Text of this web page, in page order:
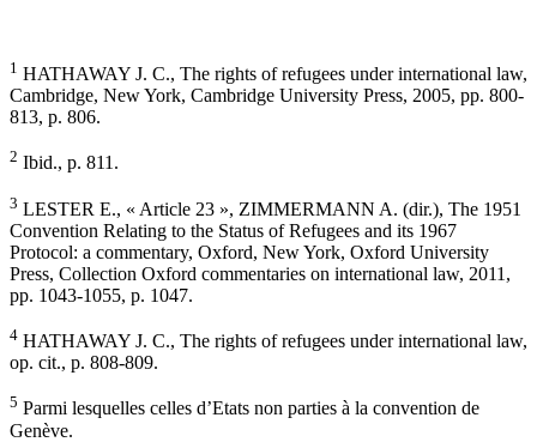
1 HATHAWAY J. C., The rights of refugees under international law,
Cambridge, New York, Cambridge University Press, 2005, pp. 800-
813, p. 806.
2 Ibid., p. 811.
3 LESTER E., « Article 23 », ZIMMERMANN A. (dir.), The 1951
Convention Relating to the Status of Refugees and its 1967
Protocol: a commentary, Oxford, New York, Oxford University
Press, Collection Oxford commentaries on international law, 2011,
pp. 1043-1055, p. 1047.
4 HATHAWAY J. C., The rights of refugees under international law,
op. cit., p. 808-809.
5 Parmi lesquelles celles d’Etats non parties à la convention de
Genève.